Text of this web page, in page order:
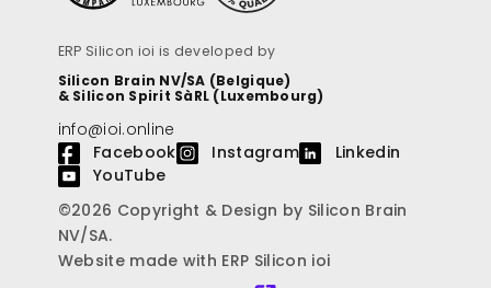
ERP Silicon ioi is developed by
Silicon Brain NV/SA (Belgique)
& Silicon Spirit SàRL (Luxembourg)
info@ioi.online
Facebook
Instagram
Linkedin
YouTube
©2026 Copyright & Design by Silicon Brain
NV/SA.
Website made with ERP Silicon ioi